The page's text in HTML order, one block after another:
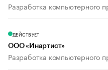
Разработка компьютерного
ДЕЙСТВУЕТ
ООО «Инартист»
Разработка компьютерного